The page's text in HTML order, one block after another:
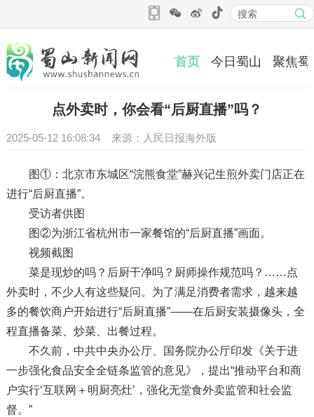
首页 今日蜀山 聚焦蜀
点外卖时，你会看“后厨直播”吗？
2025-05-12 16:08:34 来源：人民日报海外版
图①：北京市东城区“浣熊食堂”赫兴记生煎外卖门店正在
进行“后厨直播”。
受访者供图
图②为浙江省杭州市一家餐馆的“后厨直播”画面。
视频截图
菜是现炒的吗？后厨干净吗？厨师操作规范吗？……点
外卖时，不少人有这些疑问。为了满足消费者需求，越来越
多的餐饮商户开始进行“后厨直播”——在后厨安装摄像头，全
程直播备菜、炒菜、出餐过程。
不久前，中共中央办公厅、国务院办公厅印发《关于进
一步强化食品安全全链条监管的意见》，提出“推动平台和商
户实行‘互联网＋明厨亮灶’，强化无堂食外卖监管和社会监
督。”